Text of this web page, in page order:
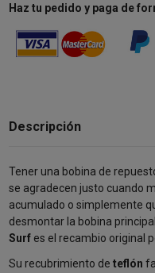
Haz tu pedido y paga de
Descripción
Tener una bobina de
se agradecen justo cuando
acumulado o simplemente
desmontar la bobina
Surfes el recambio original
Su recubrimiento de teflón